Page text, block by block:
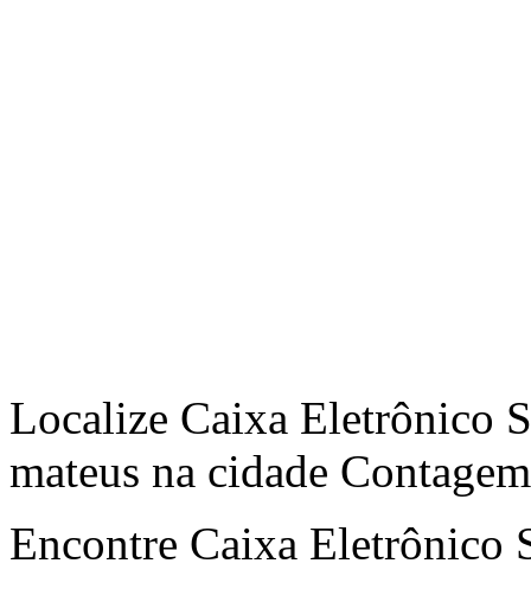
Localize Caixa Eletrônico
mateus na cidade
Encontre Caixa Eletrônico